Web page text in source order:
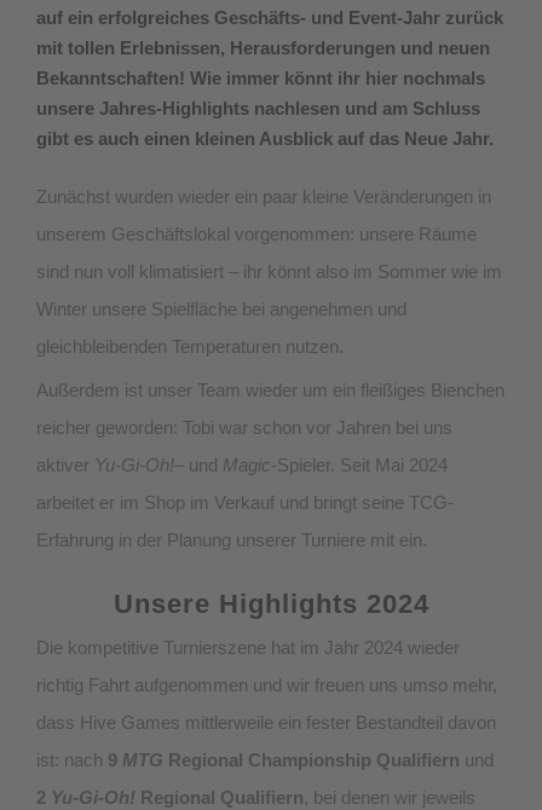
auf ein erfolgreiches Geschäfts- und Event-Jahr zurück
mit tollen Erlebnissen, Herausforderungen und neuen
Bekanntschaften! Wie immer könnt ihr hier nochmals
unsere Jahres-Highlights nachlesen und am Schluss
gibt es auch einen kleinen Ausblick auf das Neue Jahr.
Zunächst wurden wieder ein paar kleine Veränderungen in
unserem Geschäftslokal vorgenommen: unsere Räume
sind nun voll klimatisiert – ihr könnt also im Sommer wie im
Winter unsere Spielfläche bei angenehmen und
gleichbleibenden Temperaturen nutzen.
Außerdem ist unser Team wieder um ein fleißiges Bienchen
reicher geworden: Tobi war schon vor Jahren bei uns
aktiver Yu-Gi-Oh!– und Magic-Spieler. Seit Mai 2024
arbeitet er im Shop im Verkauf und bringt seine TCG-
Erfahrung in der Planung unserer Turniere mit ein.
Unsere Highlights 2024
Die kompetitive Turnierszene hat im Jahr 2024 wieder
richtig Fahrt aufgenommen und wir freuen uns umso mehr,
dass Hive Games mittlerweile ein fester Bestandteil davon
ist: nach 9 MTG Regional Championship Qualifiern und
2 Yu-Gi-Oh! Regional Qualifiern, bei denen wir jeweils